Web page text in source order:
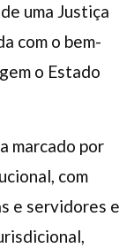
uma Justiça
com o bem-
o Estado
marcado por
com
e servidores e